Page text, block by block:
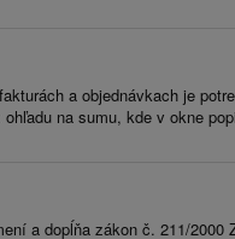
a objednávkach je
na sumu, kde v okne
a dopĺňa zákon č. 211/